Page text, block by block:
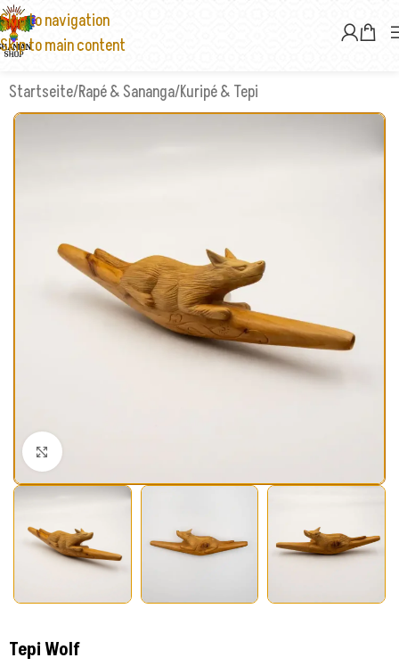
Skip to navigation
Skip to main content
Startseite/Rapé & Sananga/Kuripé & Tepi
Klick zum Vergrößern
Tepi Wolf